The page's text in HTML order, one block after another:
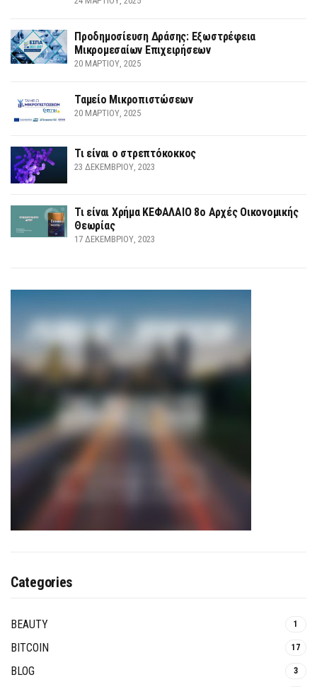
Προδημοσίευση Δράσης: Εξωστρέφεια
Μικρομεσαίων Επιχειρήσεων
20 ΜΑΡΤΊΟΥ, 2025
Ταμείο Μικροπιστώσεων
20 ΜΑΡΤΊΟΥ, 2025
Τι είναι ο στρεπτόκοκκος
23 ΔΕΚΕΜΒΡΊΟΥ, 2023
Τι είναι Χρήμα ΚΕΦΑΛΑΙΟ 8ο Αρχές Οικονομικής
Θεωρίας
17 ΔΕΚΕΜΒΡΊΟΥ, 2023
Categories
BEAUTY 1
BITCOIN 17
BLOG 3